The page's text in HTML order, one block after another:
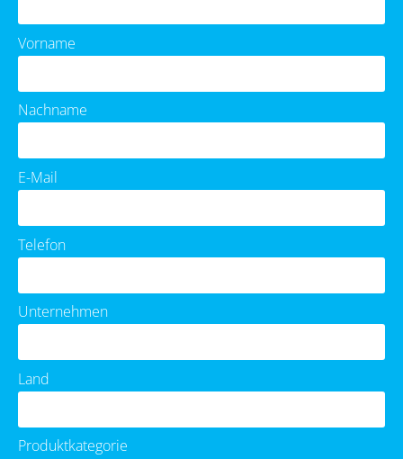
Vorname
Nachname
E-Mail
Telefon
Unternehmen
Land
Produktkategorie